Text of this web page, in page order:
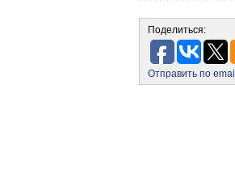
Поделиться:
Отправить по email